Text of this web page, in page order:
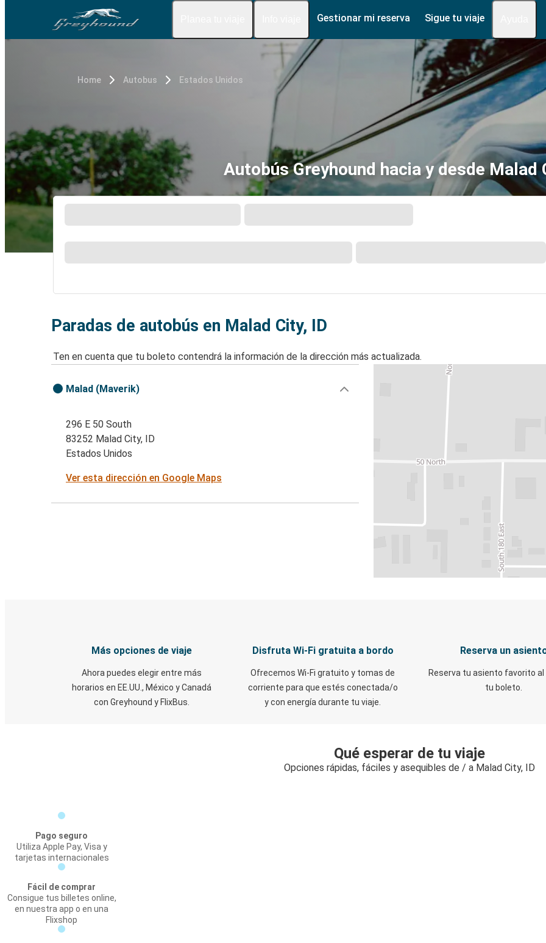
Gestionar mi reserva Sigue tu viaje
Home Autobus Estados Unidos
Autobús Greyhound hacia y desde Malad
Paradas de autobús en Malad City, ID
Ten en cuenta que tu boleto contendrá la información de la dirección más actualizada.
Malad (Maverik)
296 E 50 South
83252 Malad City, ID
Estados Unidos
Ver esta dirección en Google Maps
Más opciones de viaje
Ahora puedes elegir entre más
horarios en EE.UU., México y Canadá
con Greyhound y FlixBus.
Disfruta Wi-Fi gratuita a bordo
Ofrecemos Wi-Fi gratuito y tomas de
corriente para que estés conectada/o
y con energía durante tu viaje.
Reserva un
Reserva tu asiento favorito al
tu boleto.
Qué esperar de tu viaje
Opciones rápidas, fáciles y asequibles de / a Malad City, ID
Pago seguro
Utiliza Apple Pay, Visa y
tarjetas internacionales
Fácil de comprar
Consigue tus billetes online,
en nuestra app o en una
Flixshop